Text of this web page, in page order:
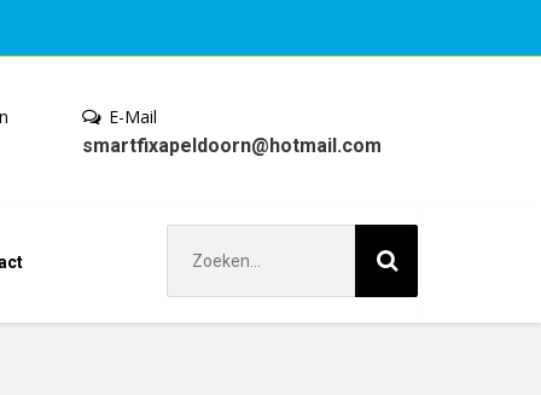
E-Mail
smartfixapeldoorn@hotmail.com
naar: